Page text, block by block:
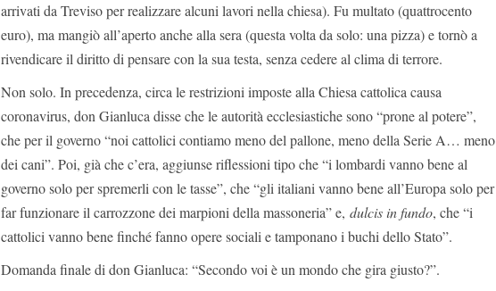
arrivati da Treviso per realizzare alcuni lavori nella chiesa). Fu multato (quattrocento
euro), ma mangiò all’aperto anche alla sera (questa volta da solo: una pizza) e tornò a
rivendicare il diritto di pensare con la sua testa, senza cedere al clima di terrore.
Non solo. In precedenza, circa le restrizioni imposte alla Chiesa cattolica causa
coronavirus, don Gianluca disse che le autorità ecclesiastiche sono “prone al potere”,
che per il governo “noi cattolici contiamo meno del pallone, meno della Serie A… meno
dei cani”. Poi, già che c’era, aggiunse riflessioni tipo che “i lombardi vanno bene al
governo solo per spremerli con le tasse”, che “gli italiani vanno bene all’Europa solo per
far funzionare il carrozzone dei marpioni della massoneria” e, dulcis in fundo, che “i
cattolici vanno bene finché fanno opere sociali e tamponano i buchi dello Stato”.
Domanda finale di don Gianluca: “Secondo voi è un mondo che gira giusto?”.